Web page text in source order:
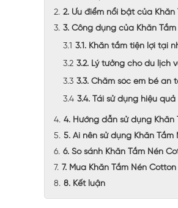
2. Ưu điểm nổi bật của
3. Công dụng của Khăn
3.1. Khăn tắm tiện lợi tại
3.2. Lý tưởng cho du lịch
3.3. Chăm sóc em bé an
3.4. Tái sử dụng hiệu quả
4. Hướng dẫn sử dụng Khăn
5. Ai nên sử dụng Khăn Tắm
6. So sánh Khăn Tắm Nén
7. Mua Khăn Tắm Nén
8. Kết luận